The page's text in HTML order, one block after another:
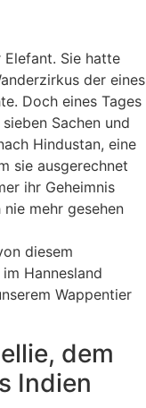
Sie hatte
der eines
Doch eines Tages
Sachen und
Hindustan, eine
sie ausgerechnet
ihr Geheimnis
mehr gesehen
diesem
Hannesland
Wappentier
dem
Indien